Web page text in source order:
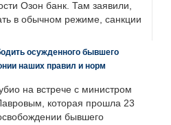
Озон банк. Там заявили,
в обычном режиме, санкции
осужденного бывшего
наших правил и норм
на встрече с министром
которая прошла 23
бывшего